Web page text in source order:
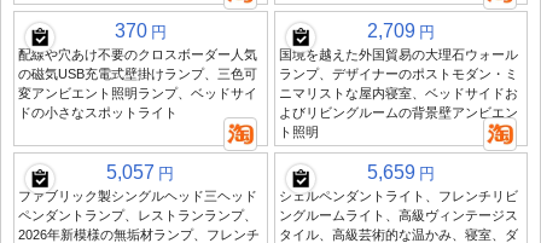
370 円
配線や穴あけ不要のクロスボーダー人気
の磁気USB充電式壁掛けランプ、三色可
変アンビエント照明ランプ、ベッドサイ
ドの小さなスポットライト
2,709 円
国境を越えた外国貿易の大理石ウォール
ランプ、デザイナーのポストモダン・ミ
ニマリストな屋内寝室、ベッドサイドお
よびリビングルームの背景壁アンビエン
ト照明
5,057 円
ファブリック製シングルヘッド三ヘッド
ペンダントランプ、レストランランプ、
2026年新模様の無垢材ランプ、フレンチ
5,659 円
シェルペンダントライト、フレンチリビ
ングルームライト、高級ヴィンテージス
タイル、高級芸術的な温かみ、寝室、ダ